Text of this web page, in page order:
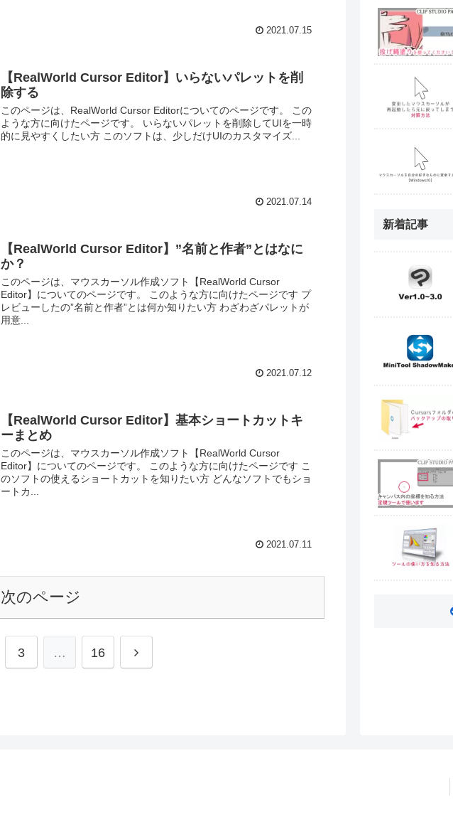
2021.07.15
【RealWorld Cursor Editor】いらないパレットを削
除する
このページは、RealWorld Cursor Editorについてのページです。 この
ような方に向けたページです。 いらないパレットを削除してUIを一時
的に見やすくしたい方 このソフトは、少しだけUIのカスタマイズ...
2021.07.14
【RealWorld Cursor Editor】”名前と作者”とはなに
か？
このページは、マウスカーソル作成ソフト【RealWorld Cursor
Editor】についてのページです。 このような方に向けたページです プ
レビューしたの”名前と作者”とは何か知りたい方 わざわざパレットが
用意...
2021.07.12
【RealWorld Cursor Editor】基本ショートカットキ
ーまとめ
このページは、マウスカーソル作成ソフト【RealWorld Cursor
Editor】についてのページです。 このような方に向けたページです こ
のソフトの使えるショートカットを知りたい方 どんなソフトでもショ
ートカ...
2021.07.11
次のページ
3 … 16
新着記事